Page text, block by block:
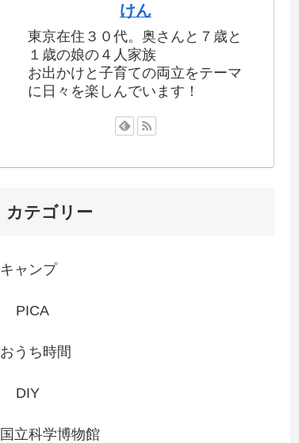
けん
東京在住３０代。奥さんと７歳と
１歳の娘の４人家族
お出かけと子育ての両立をテーマ
に日々を楽しんでいます！
カテゴリー
キャンプ
PICA
おうち時間
DIY
国立科学博物館